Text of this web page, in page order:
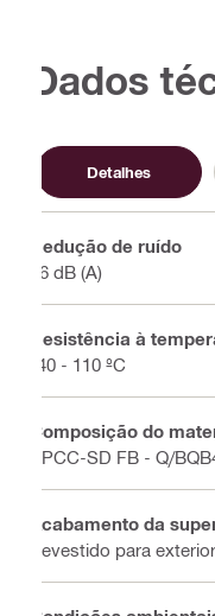
Dados
Detalhes
Redução de ruído
16 dB (A)
Resistência à
-40 - 110 ºC
Composição do
SPCC-SD FB - Q/
Acabamento da
Revestido para